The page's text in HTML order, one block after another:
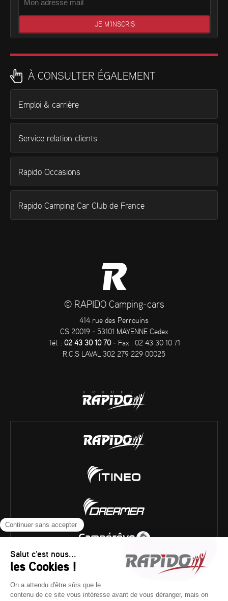
À CONSULTER ÉGALEMENT
Emploi & carrière
Service relation clients
Rapido Occasions
Rapido Camping Car Club de France
© RAPIDO Camping-cars
414 rue des Perrouins
CS 20019 - 53101 MAYENNE Cedex
Tél. : 02 43 30 10 70- Fax : 02 43 30 10 71
R.C.S LAVAL 302 279 229 00025
Historique technique / Poids réglementaires / Mentions